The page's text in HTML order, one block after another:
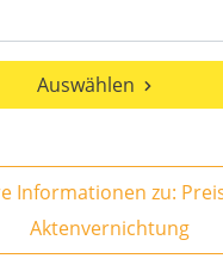
Auswählen
Informationen zu:
Aktenvernichtung